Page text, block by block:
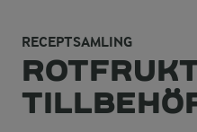
RECEPTSAMLING